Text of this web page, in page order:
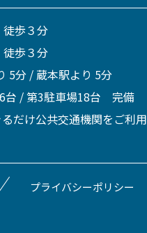
歩３分
歩３分
5分 / 蔵本駅より 5分
台 / 第3駐車場18台 完備
だけ公共交通機関をご利用
プライバシーポリシー